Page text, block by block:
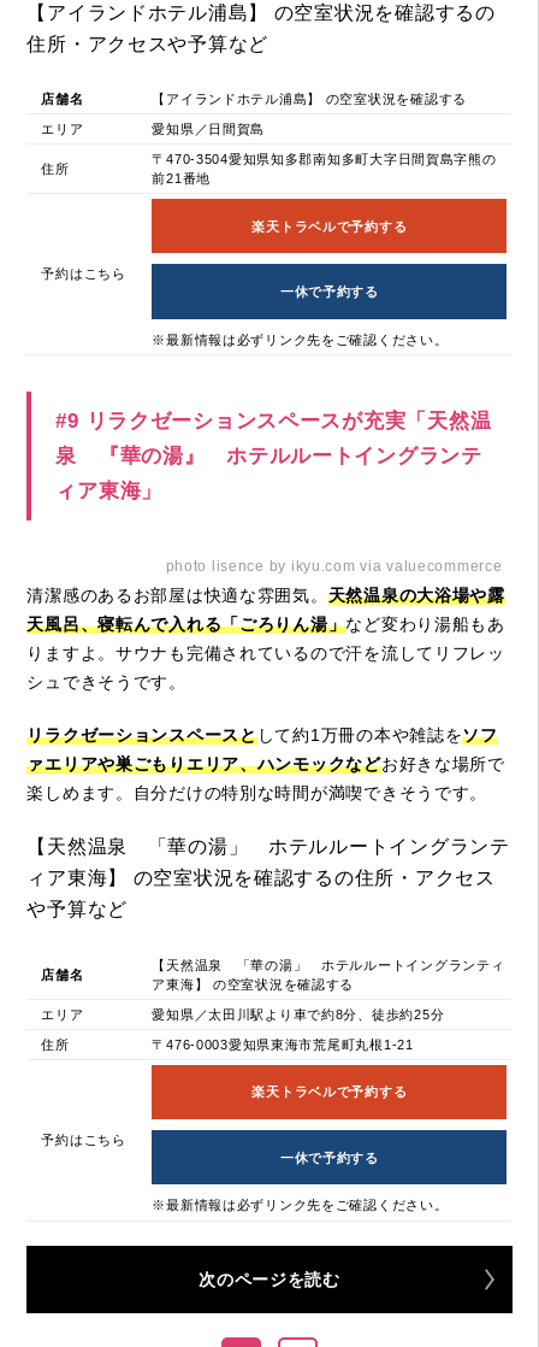
【アイランドホテル浦島】 の空室状況を確認するの
住所・アクセスや予算など
店舗名 【アイランドホテル浦島】 の空室状況を確認する
エリア 愛知県／日間賀島
住所
〒470-3504愛知県知多郡南知多町大字日間賀島字熊の
前21番地
予約はこちら
楽天トラベルで予約する
一休で予約する
※最新情報は必ずリンク先をご確認ください。
#9 リラクゼーションスペースが充実「天然温
泉 『華の湯』 ホテルルートイングランテ
ィア東海」
photo lisence by ikyu.com via valuecommerce
清潔感のあるお部屋は快適な雰囲気。 天然温泉の大浴場や露
天風呂、寝転んで入れる「ごろりん湯」など変わり湯船もあ
りますよ。サウナも完備されているので汗を流してリフレッ
シュできそうです。
リラクゼーションスペースとして約1万冊の本や雑誌をソフ
ァエリアや巣ごもりエリア、ハンモックなどお好きな場所で
楽しめます。自分だけの特別な時間が満喫できそうです。
【天然温泉 「華の湯」 ホテルルートイングランテ
ィア東海】 の空室状況を確認するの住所・アクセス
や予算など
店舗名
【天然温泉 「華の湯」 ホテルルートイングランティ
ア東海】 の空室状況を確認する
エリア 愛知県／太田川駅より車で約8分、徒歩約25分
住所 〒476-0003愛知県東海市荒尾町丸根1-21
予約はこちら
楽天トラベルで予約する
一休で予約する
※最新情報は必ずリンク先をご確認ください。
次のページを読む